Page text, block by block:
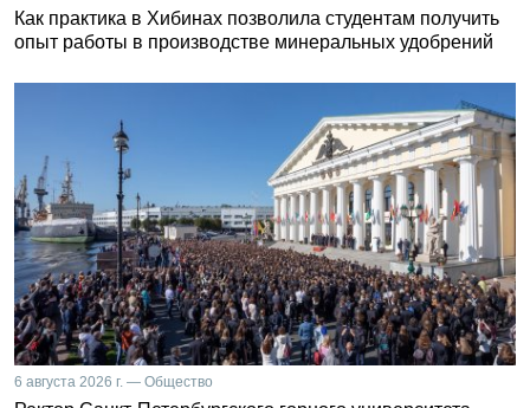
Как практика в Хибинах позволила студентам получить
опыт работы в производстве минеральных удобрений
6 августа 2026 г. — Общество